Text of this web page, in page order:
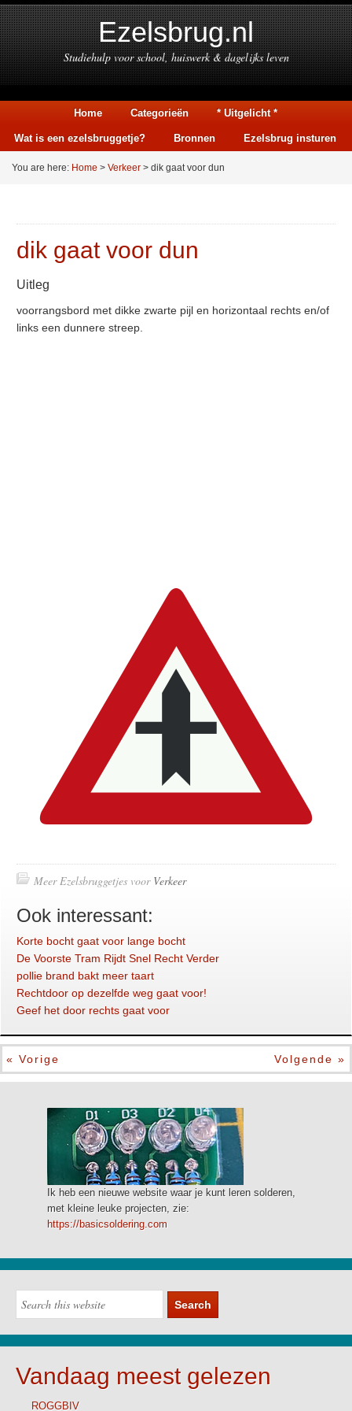
Ezelsbrug.nl
Studiehulp voor school, huiswerk & dagelijks leven
Home Categorieën * Uitgelicht *
Wat is een ezelsbruggetje? Bronnen Ezelsbrug insturen
You are here: Home > Verkeer > dik gaat voor dun
dik gaat voor dun
Uitleg
voorrangsbord met dikke zwarte pijl en horizontaal rechts en/of
links een dunnere streep.
Meer Ezelsbruggetjes voor Verkeer
Ook interessant:
Korte bocht gaat voor lange bocht
De Voorste Tram Rijdt Snel Recht Verder
pollie brand bakt meer taart
Rechtdoor op dezelfde weg gaat voor!
Geef het door rechts gaat voor
« Vorige Volgende »
Ik heb een nieuwe website waar je kunt leren solderen,
met kleine leuke projecten, zie:
https://basicsoldering.com
Vandaag meest gelezen
ROGGBIV